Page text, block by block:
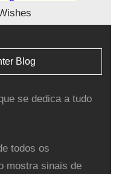
Blog
se dedica a tudo
todos os
mostra sinais de